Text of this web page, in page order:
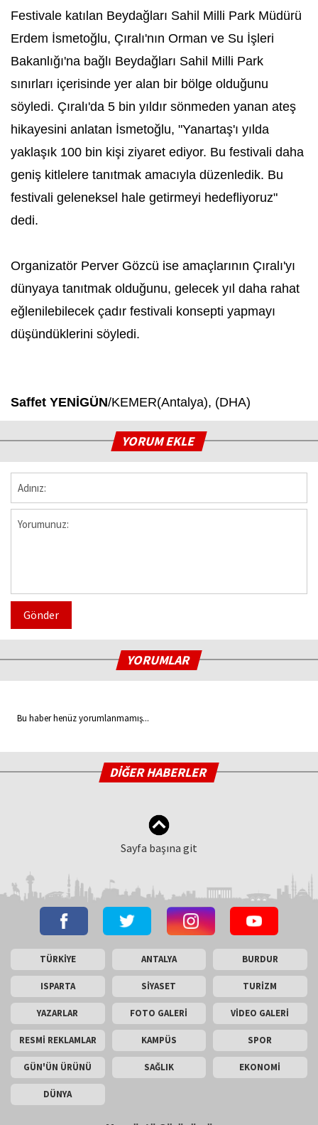
Festivale katılan Beydağları Sahil Milli Park Müdürü
Erdem İsmetoğlu, Çıralı'nın Orman ve Su İşleri
Bakanlığı'na bağlı Beydağları Sahil Milli Park
sınırları içerisinde yer alan bir bölge olduğunu
söyledi. Çıralı'da 5 bin yıldır sönmeden yanan ateş
hikayesini anlatan İsmetoğlu, "Yanartaş'ı yılda
yaklaşık 100 bin kişi ziyaret ediyor. Bu festivali daha
geniş kitlelere tanıtmak amacıyla düzenledik. Bu
festivali geleneksel hale getirmeyi hedefliyoruz"
dedi.
Organizatör Perver Gözcü ise amaçlarının Çıralı'yı
dünyaya tanıtmak olduğunu, gelecek yıl daha rahat
eğlenilebilecek çadır festivali konsepti yapmayı
düşündüklerini söyledi.
Saffet YENİGÜN/KEMER(Antalya), (DHA)
YORUM EKLE
Gönder
YORUMLAR
Bu haber henüz yorumlanmamış...
DİĞER HABERLER
Sayfa başına git
TÜRKİYE ANTALYA BURDUR
ISPARTA SİYASET TURİZM
YAZARLAR FOTO GALERİ VİDEO GALERİ
RESMİ REKLAMLAR KAMPÜS SPOR
GÜN'ÜN ÜRÜNÜ SAĞLIK EKONOMİ
DÜNYA